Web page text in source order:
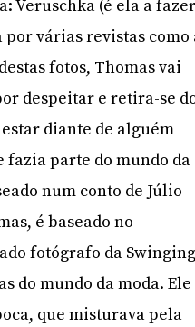
Veruschka (é ela a fazer
por várias revistas como
fotos, Thomas vai
despeitar e retira-se
diante de alguém
fazia parte do mundo da
num conto de Júlio
é baseado no
fotógrafo da Swinging
do mundo da moda. Ele
que misturava pela